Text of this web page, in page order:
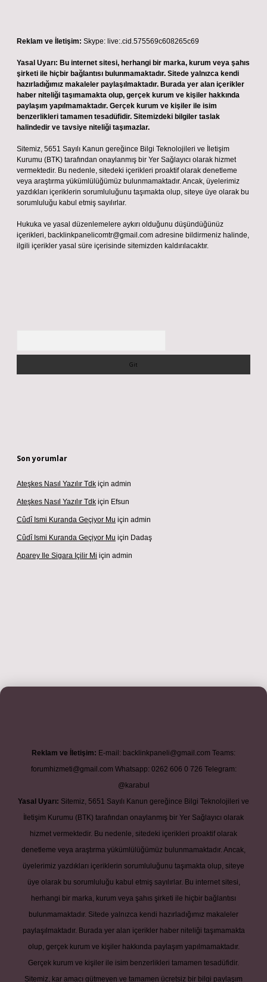
Reklam ve İletişim: Skype: live:.cid.575569c608265c69
Yasal Uyarı: Bu internet sitesi, herhangi bir marka, kurum veya şahıs
şirketi ile hiçbir bağlantısı bulunmamaktadır. Sitede yalnızca kendi
hazırladığımız makaleler paylaşılmaktadır. Burada yer alan içerikler
haber niteliği taşımamakta olup, gerçek kurum ve kişiler hakkında
paylaşım yapılmamaktadır. Gerçek kurum ve kişiler ile isim
benzerlikleri tamamen tesadüfidir. Sitemizdeki bilgiler taslak
halindedir ve tavsiye niteliği taşımazlar.
Sitemiz, 5651 Sayılı Kanun gereğince Bilgi Teknolojileri ve İletişim
Kurumu (BTK) tarafından onaylanmış bir Yer Sağlayıcı olarak hizmet
vermektedir. Bu nedenle, sitedeki içerikleri proaktif olarak denetleme
veya araştırma yükümlülüğümüz bulunmamaktadır. Ancak, üyelerimiz
yazdıkları içeriklerin sorumluluğunu taşımakta olup, siteye üye olarak bu
sorumluluğu kabul etmiş sayılırlar.
Hukuka ve yasal düzenlemelere aykırı olduğunu düşündüğünüz
içerikleri, backlinkpanelicomtr@gmail.com adresine bildirmeniz halinde,
ilgili içerikler yasal süre içerisinde sitemizden kaldırılacaktır.
Son yorumlar
Ateşkes Nasıl Yazılır Tdk için admin
Ateşkes Nasıl Yazılır Tdk için Efsun
Cûdî Ismi Kuranda Geçiyor Mu için admin
Cûdî Ismi Kuranda Geçiyor Mu için Dadaş
Aparey Ile Sigara Içilir Mi için admin
adresibetexper.xyzm elexbet
Reklam ve İletişim: E-mail: backlinkpaneli@gmail.com Teams:
forumhizmeti@gmail.com Whatsapp: 0262 606 0 726 Telegram:
@karabul
Yasal Uyarı: Sitemiz, 5651 Sayılı Kanun gereğince Bilgi Teknolojileri ve
İletişim Kurumu (BTK) tarafından onaylanmış bir Yer Sağlayıcı olarak
hizmet vermektedir. Bu nedenle, sitedeki içerikleri proaktif olarak
denetleme veya araştırma yükümlülüğümüz bulunmamaktadır. Ancak,
üyelerimiz yazdıkları içeriklerin sorumluluğunu taşımakta olup, siteye
üye olarak bu sorumluluğu kabul etmiş sayılırlar. Bu internet sitesi,
herhangi bir marka, kurum veya şahıs şirketi ile hiçbir bağlantısı
bulunmamaktadır. Sitede yalnızca kendi hazırladığımız makaleler
paylaşılmaktadır. Burada yer alan içerikler haber niteliği taşımamakta
olup, gerçek kurum ve kişiler hakkında paylaşım yapılmamaktadır.
Gerçek kurum ve kişiler ile isim benzerlikleri tamamen tesadüfidir.
Sitemiz, kar amacı gütmeyen ve tamamen ücretsiz bir bilgi paylaşım